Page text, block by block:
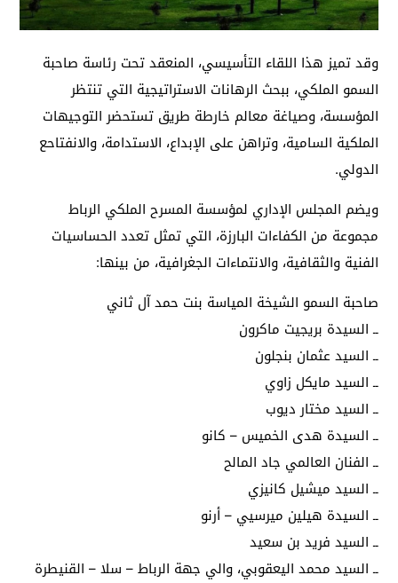
وقد تميز هذا اللقاء التأسيسي، المنعقد تحت رئاسة صاحبة
السمو الملكي، ببحث الرهانات الاستراتيجية التي تنتظر
المؤسسة، وصياغة معالم خارطة طريق تستحضر التوجيهات
الملكية السامية، وتراهن على الإبداع، الاستدامة، والانفتاحع
الدولي.
ويضم المجلس الإداري لمؤسسة المسرح الملكي الرباط
مجموعة من الكفاءات البارزة، التي تمثل تعدد الحساسيات
الفنية والثقافية، والانتماءات الجغرافية، من بينها:
صاحبة السمو الشيخة المياسة بنت حمد آل ثاني
ــ السيدة بريجيت ماكرون
ــ السيد عثمان بنجلون
ــ السيد مايكل زاوي
ــ السيد مختار ديوب
ــ السيدة هدى الخميس – كانو
ــ الفنان العالمي جاد المالح
ــ السيد ميشيل كانيزي
ــ السيدة هيلين ميرسيي – أرنو
ــ السيد فريد بن سعيد
ــ السيد محمد اليعقوبي، والي جهة الرباط – سلا – القنيطرة